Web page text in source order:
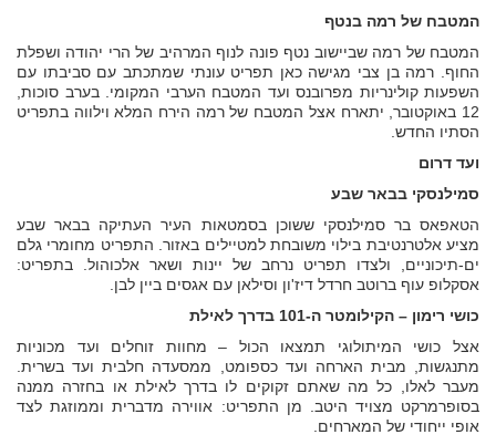
המטבח של רמה בנטף
המטבח של רמה שביישוב נטף פונה לנוף המרהיב של הרי יהודה ושפלת
החוף. רמה בן צבי מגישה כאן תפריט עונתי שמתכתב עם סביבתו עם
השפעות קולינריות מפרובנס ועד המטבח הערבי המקומי. בערב סוכות,
12 באוקטובר, יתארח אצל המטבח של רמה הירח המלא וילווה בתפריט
הסתיו החדש.
ועד דרום
סמילנסקי בבאר שבע
הטאפאס בר סמילנסקי ששוכן בסמטאות העיר העתיקה בבאר שבע
מציע אלטרנטיבת בילוי משובחת למטיילים באזור. התפריט מחומרי גלם
ים-תיכוניים, ולצדו תפריט נרחב של יינות ושאר אלכוהול. בתפריט:
אסקלופ עוף ברוטב חרדל דיז'ון וסילאן עם אגסים ביין לבן.
כושי רימון – הקילומטר ה-101 בדרך לאילת
אצל כושי המיתולוגי תמצאו הכול – מחוות זוחלים ועד מכוניות
מתנגשות, מבית הארחה ועד כספומט, ממסעדה חלבית ועד בשרית.
מעבר לאלו, כל מה שאתם זקוקים לו בדרך לאילת או בחזרה ממנה
בסופרמרקט מצויד היטב. מן התפריט: אווירה מדברית וממוזגת לצד
אופי ייחודי של המארחים.